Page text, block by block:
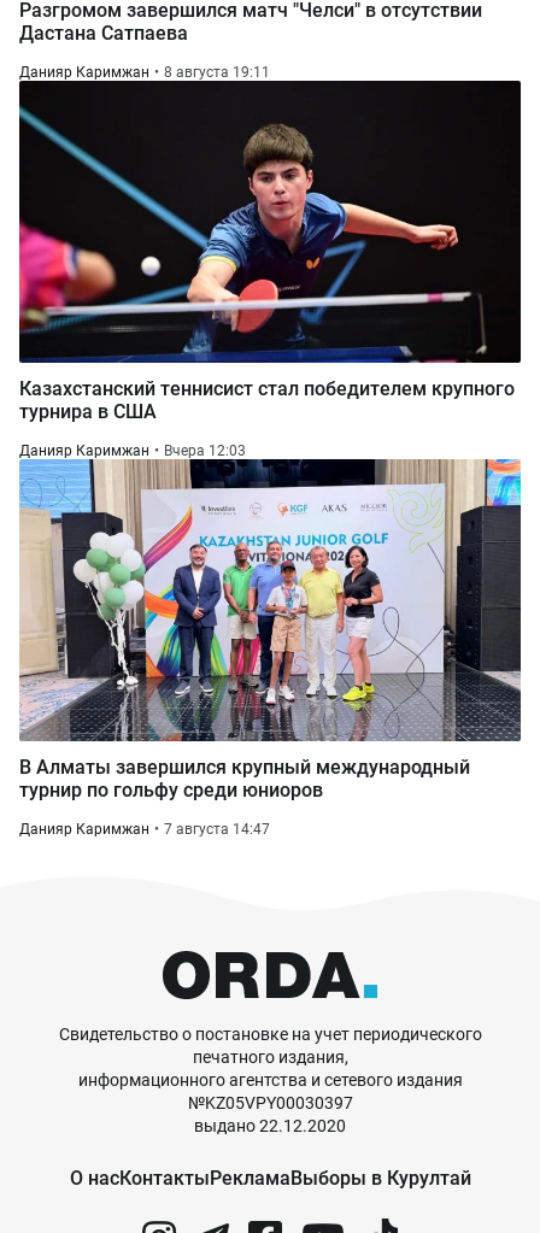
Разгромом завершился матч "Челси" в отсутствии
Дастана Сатпаева
Данияр Каримжан 8 августа 19:11
Казахстанский теннисист стал победителем крупного
турнира в США
Данияр Каримжан Вчера 12:03
В Алматы завершился крупный международный
турнир по гольфу среди юниоров
Данияр Каримжан 7 августа 14:47
Свидетельство о постановке на учет периодического
печатного издания,
информационного агентства и сетевого издания
№KZ05VPY00030397
выдано 22.12.2020
О насКонтактыРекламаВыборы в Курултай